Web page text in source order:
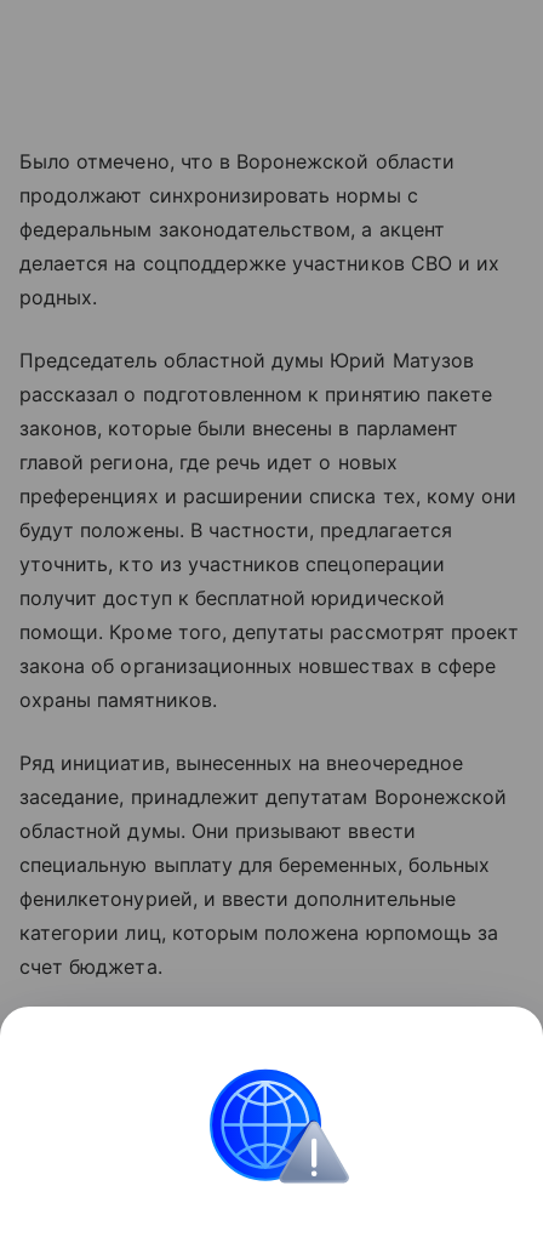
Было отмечено, что в Воронежской области
продолжают синхронизировать нормы с
федеральным законодательством, а акцент
делается на соцподдержке участников СВО и их
родных.
Председатель областной думы Юрий Матузов
рассказал о подготовленном к принятию пакете
законов, которые были внесены в парламент
главой региона, где речь идет о новых
преференциях и расширении списка тех, кому они
будут положены. В частности, предлагается
уточнить, кто из участников спецоперации
получит доступ к бесплатной юридической
помощи. Кроме того, депутаты рассмотрят проект
закона об организационных новшествах в сфере
охраны памятников.
Ряд инициатив, вынесенных на внеочередное
заседание, принадлежит депутатам Воронежской
областной думы. Они призывают ввести
специальную выплату для беременных, больных
фенилкетонурией, и ввести дополнительные
категории лиц, которым положена юрпомощь за
счет бюджета.
озвученным предложениям и подчеркнул, что от
слаженности в работе разных ветвей власти
зависит дальнейшее развитие Воронежской